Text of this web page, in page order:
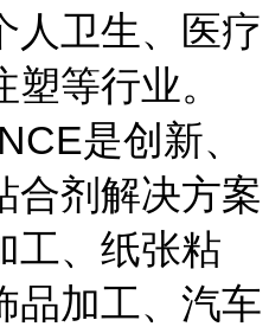
人卫生、医疗
等行业。
是创新、
合剂解决方案
工、纸张粘
品加工、汽车